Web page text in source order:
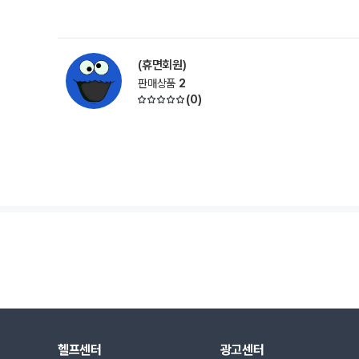
(휴면회원)
판매상품 2
(0)
헬프센터 광고센터